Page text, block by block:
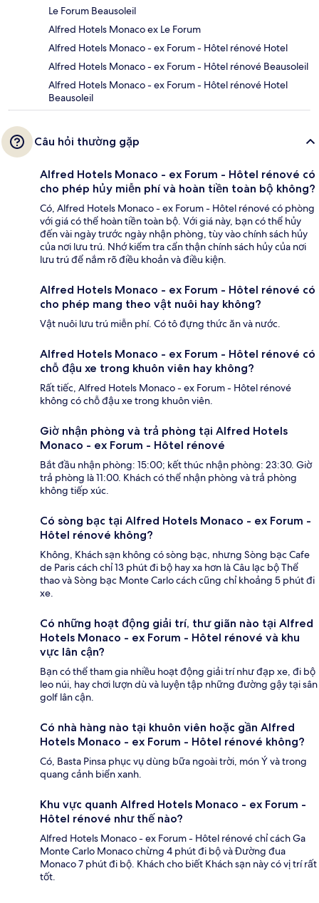
Le Forum Beausoleil
Alfred Hotels Monaco ex Le Forum
Alfred Hotels Monaco - ex Forum - Hôtel rénové Hotel
Alfred Hotels Monaco - ex Forum - Hôtel rénové Beausoleil
Alfred Hotels Monaco - ex Forum - Hôtel rénové Hotel
Beausoleil
Câu hỏi thường gặp
Alfred Hotels Monaco - ex Forum - Hôtel rénové có
cho phép hủy miễn phí và hoàn tiền toàn bộ không?
Có, Alfred Hotels Monaco - ex Forum - Hôtel rénové có phòng
với giá có thể hoàn tiền toàn bộ. Với giá này, bạn có thể hủy
đến vài ngày trước ngày nhận phòng, tùy vào chính sách hủy
của nơi lưu trú. Nhớ kiểm tra cẩn thận chính sách hủy của nơi
lưu trú để nắm rõ điều khoản và điều kiện.
Alfred Hotels Monaco - ex Forum - Hôtel rénové có
cho phép mang theo vật nuôi hay không?
Vật nuôi lưu trú miễn phí. Có tô đựng thức ăn và nước.
Alfred Hotels Monaco - ex Forum - Hôtel rénové có
chỗ đậu xe trong khuôn viên hay không?
Rất tiếc, Alfred Hotels Monaco - ex Forum - Hôtel rénové
không có chỗ đậu xe trong khuôn viên.
Giờ nhận phòng và trả phòng tại Alfred Hotels
Monaco - ex Forum - Hôtel rénové
Bắt đầu nhận phòng: 15:00; kết thúc nhận phòng: 23:30. Giờ
trả phòng là 11:00. Khách có thể nhận phòng và trả phòng
không tiếp xúc.
Có sòng bạc tại Alfred Hotels Monaco - ex Forum -
Hôtel rénové không?
Không, Khách sạn không có sòng bạc, nhưng Sòng bạc Cafe
de Paris cách chỉ 13 phút đi bộ hay xa hơn là Câu lạc bộ Thể
thao và Sòng bạc Monte Carlo cách cũng chỉ khoảng 5 phút đi
xe.
Có những hoạt động giải trí, thư giãn nào tại Alfred
Hotels Monaco - ex Forum - Hôtel rénové và khu
vực lân cận?
Bạn có thể tham gia nhiều hoạt động giải trí như đạp xe, đi bộ
leo núi, hay chơi lượn dù và luyện tập những đường gậy tại sân
golf lân cận.
Có nhà hàng nào tại khuôn viên hoặc gần Alfred
Hotels Monaco - ex Forum - Hôtel rénové không?
Có, Basta Pinsa phục vụ dùng bữa ngoài trời, món Ý và trong
quang cảnh biển xanh.
Khu vực quanh Alfred Hotels Monaco - ex Forum -
Hôtel rénové như thế nào?
Alfred Hotels Monaco - ex Forum - Hôtel rénové chỉ cách Ga
Monte Carlo Monaco chừng 4 phút đi bộ và Đường đua
Monaco 7 phút đi bộ. Khách cho biết Khách sạn này có vị trí rất
tốt.